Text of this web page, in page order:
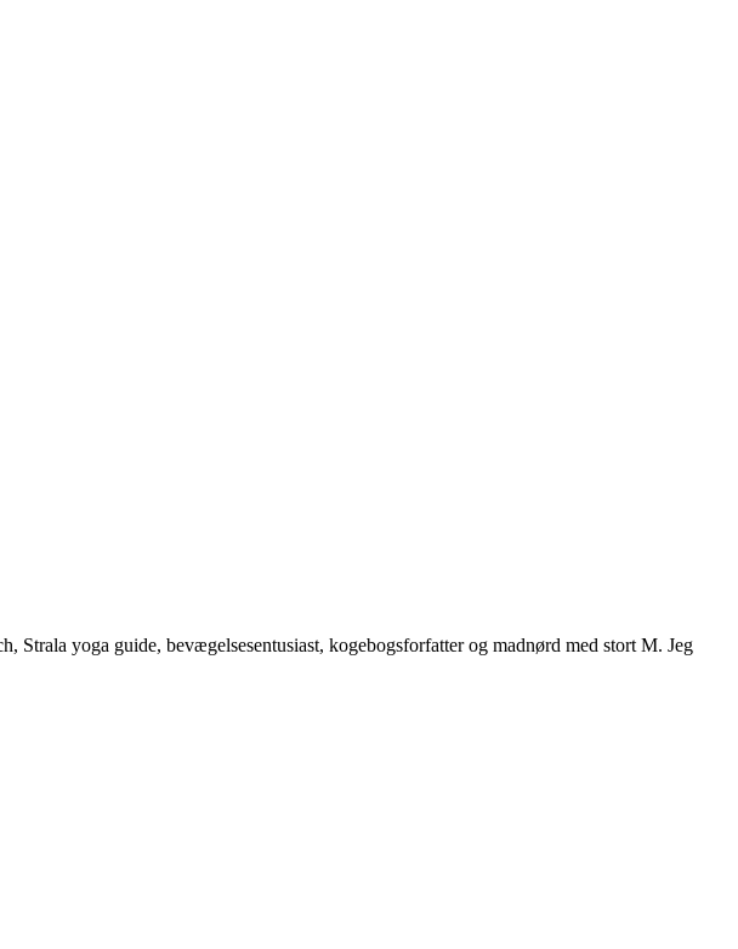
yoga guide, bevægelsesentusiast, kogebogsforfatter og madnørd med stort M. Jeg